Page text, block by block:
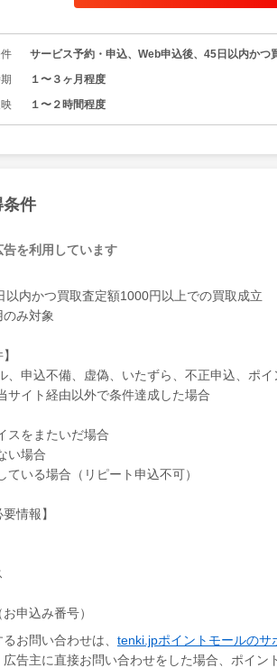
「ふるいち」「古本市場」ではト
希少カード・人気カード・最新弾
ひ宅配買取をご利用ください。
ふるいちの宅配買取ならご自宅か
お申し込みいただければご自宅ま
サービス予約・申込、Web申込後、45日以内か
１〜３ヶ月程度
１〜２時間程度
条件
を利用しています
以内かつ買取査定額1000円以上での買取成立
み対象
、申込不備、虚偽、いたずら、不正申込、ポイ
サイト経由以外で条件達成した場合
スをまたいだ場合
い場合
ている場合（リピート申込不可）
情報】
申込み番号）
お問い合わせは、 tenki.jpポイントモールのサ
告主に直接お問い合わせをした場合、ポイン